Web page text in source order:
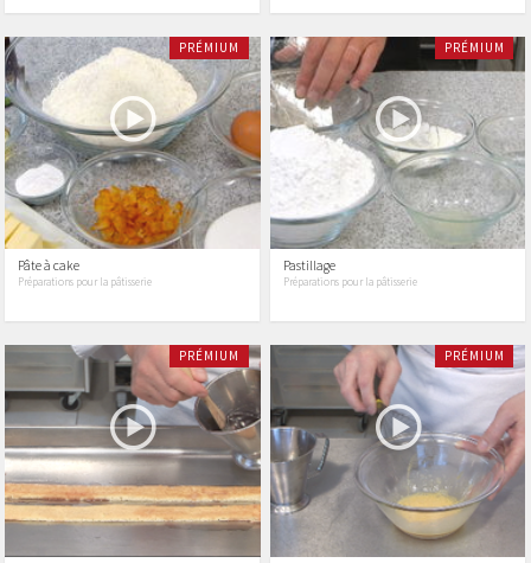
PRÉMIUM
Pâte à cake
Préparations pour la pâtisserie
PRÉMIUM
Pastillage
Préparations pour la pâtisserie
PRÉMIUM PRÉMIUM